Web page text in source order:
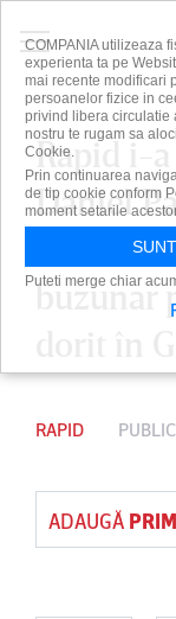
Rapid i-
Daniel
trebuie
buzunar
dorit în
RAPID
ADAUGĂ
COMPANIA utilizeaza
experienta ta pe
mai recente modificari
persoanelor fizice in
privind libera circulatie
nostru te rugam sa
Cookie.
Prin continuarea
de tip cookie conform
moment setarile
Puteti merge chiar